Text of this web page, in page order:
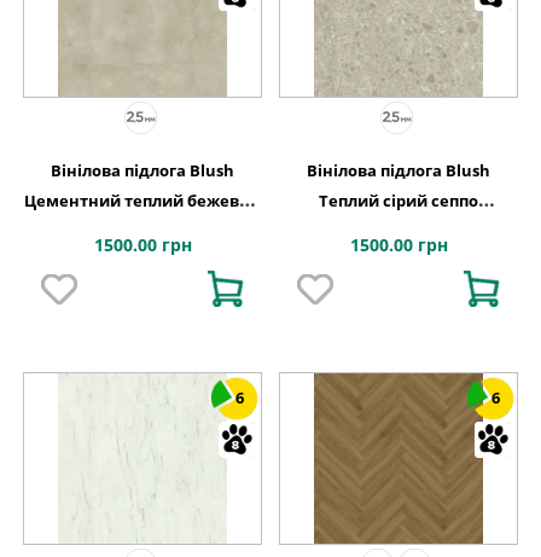
Вінілова підлога Blush
Цементний теплий бежевий
1500.00 грн
Вінілова підлога Blush
Теплий сірий сеппо
1500.00 грн
6 6